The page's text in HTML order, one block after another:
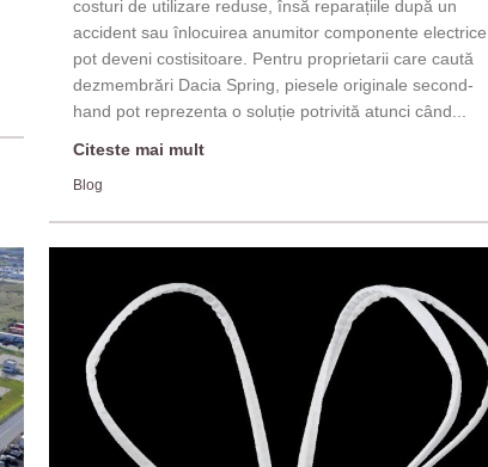
costuri de utilizare reduse, însă reparațiile după un
accident sau înlocuirea anumitor componente electrice
pot deveni costisitoare. Pentru proprietarii care caută
dezmembrări Dacia Spring, piesele originale second-
hand pot reprezenta o soluție potrivită atunci când...
Citeste mai mult
Blog